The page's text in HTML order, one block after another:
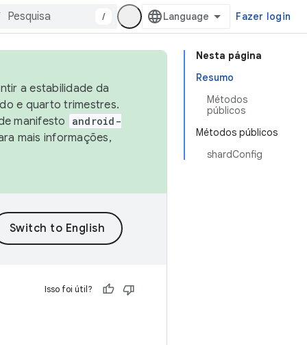
/ Fazer login
Nesta página
Resumo
Métodos
públicos
Métodos públicos
shardConfig
a estabilidade da
e quarto trimestres.
manifesto
android-
mais informações,
Isso foi útil?